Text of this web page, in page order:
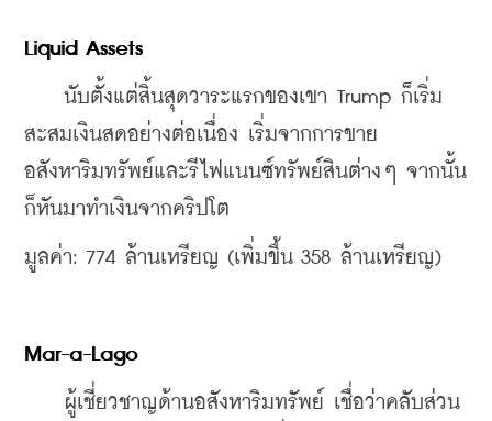
Liquid Assets
นับตั้งแต่สิ้นสุดวาระแรกของเขา Trump ก็เริ่ม
สะสมเงินสดอย่างต่อเนื่อง เริ่มจากการขาย
อสังหาริมทรัพย์และรีไฟแนนซ์ทรัพย์สินต่างๆ จากนั้น
ก็หันมาทำเงินจากคริปโต
มูลค่า: 774 ล้านเหรียญ (เพิ่มขึ้น 358 ล้านเหรียญ)
Mar-a-Lago
ผู้เชี่ยวชาญด้านอสังหาริมทรัพย์ เชื่อว่าคลับส่วน